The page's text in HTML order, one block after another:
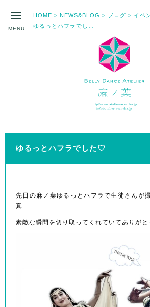
MENU
HOME > NEWS&BLOG > ブログ > イベ
ゆるっとハフラでした♡
先日の麻ノ葉ゆるっとハフラで生徒さんが
真
素敵な瞬間を切り取ってくれていてありが